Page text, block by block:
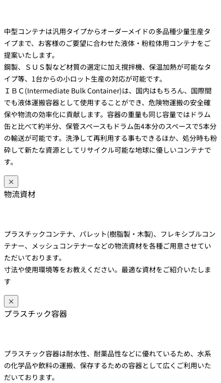
中型コンテナは汎用タイプからオーダーメイドの多品種少量生産タ
イプまで、お客様のご要望に合わせた液体・粉粒体用コンテナをご
提案いたします。
鋼製、ＳＵＳ製など材質の選定に加え撹拌機、保温加熱が可能なタ
イプ等、1台からの小ロット生産の対応が可能です。
ＩＢＣ(Intermediate Bulk Container)は、国内はもちろん、国際間
でも液体運搬容器として使用することができ、危険物運搬の安全確
保や物流の効率化に貢献します。容器の重量も同じ容量ではドラム
缶と比べて約半分、保管スペースもドラム缶4本分のスペースで5本分
の輸送が可能です。洗浄して再利用する事もできるほか、処分時も粉
砕して新たな資源としてリサイクル可能な地球に優しいコンテナで
す。
×
物流資材
プラスチックコンテナ、パレット(樹脂製・木製)、フレキシブルコン
テナー、メッシュコンテナーなどの物流資材を各種ご用意させてい
ただいております。
寸法や使用環境等をお教えください。最適な資材をご紹介いたしま
す
×
プラスチック容器
プラスチック容器は耐水性、耐薬品性などに優れているため、水系
の化学品や飲料の運搬、保存するための容器として広くご利用いた
だいております。